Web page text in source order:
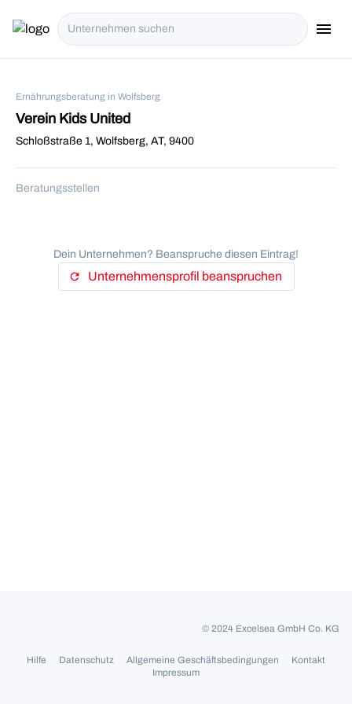
menu
Ernährungsberatung in Wolfsberg
Verein Kids United
Schloßstraße 1, Wolfsberg, AT, 9400
Beratungsstellen
Dein Unternehmen? Beanspruche diesen Eintrag!
refresh Unternehmensprofil beanspruchen
© 2024 Excelsea GmbH Co. KG
Hilfe Datenschutz Allgemeine Geschäftsbedingungen
Kontakt
Impressum